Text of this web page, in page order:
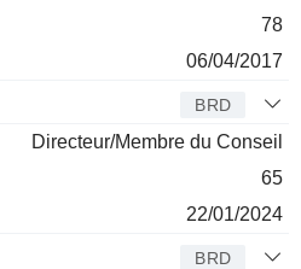
78
06/04/2017
BRD
Directeur/Membre du Conseil
65
22/01/2024
BRD